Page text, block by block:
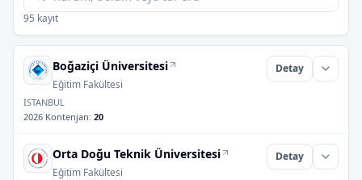
95 kayıt
Boğaziçi Üniversitesi
Eğitim Fakültesi
Detay
İSTANBUL
2026 Kontenjan: 20
Orta Doğu Teknik Üniversitesi
Eğitim Fakültesi
Detay